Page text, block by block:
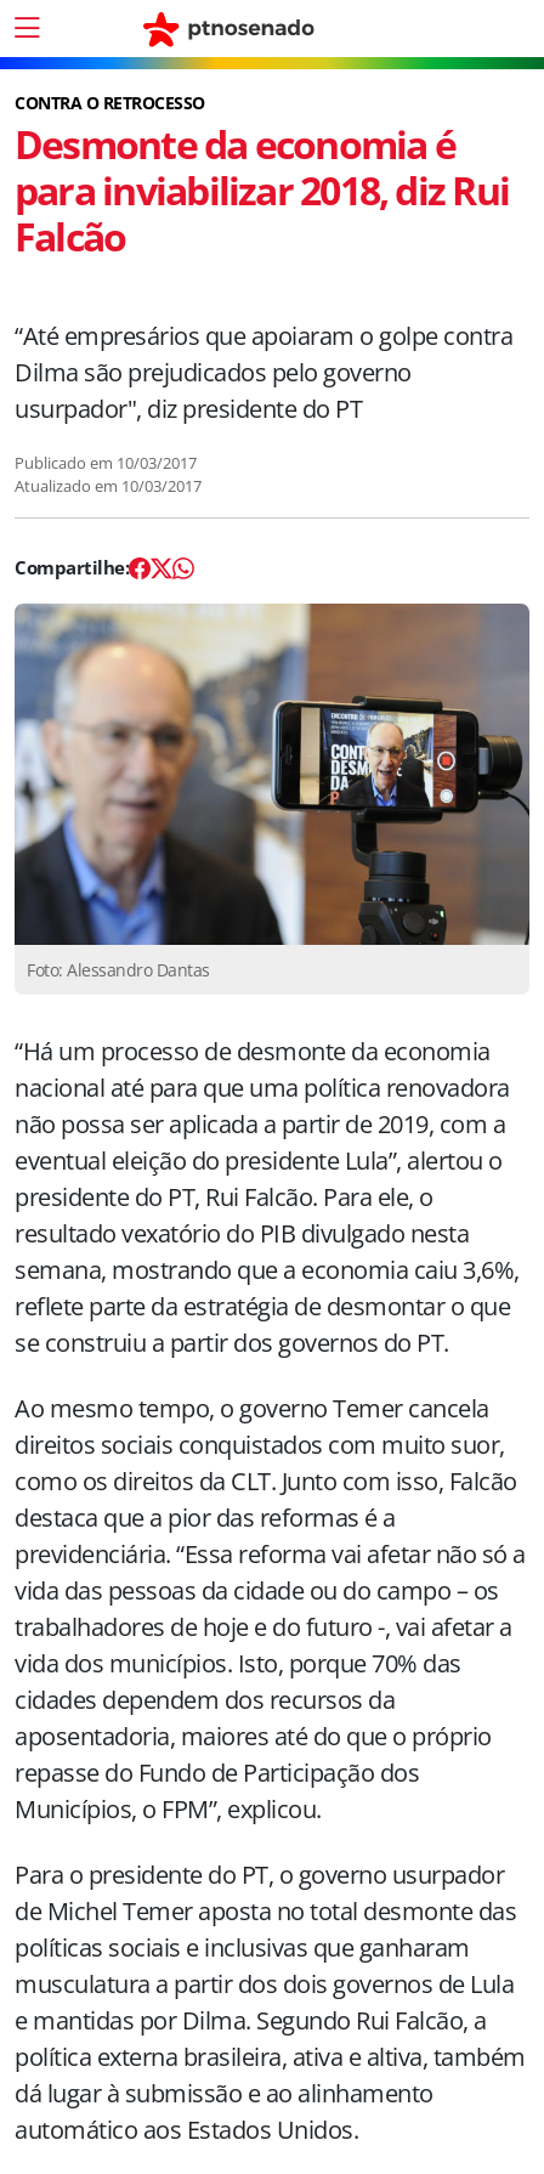
CONTRA O RETROCESSO
Desmonte da economia é
para inviabilizar 2018, diz Rui
Falcão
“Até empresários que apoiaram o golpe contra
Dilma são prejudicados pelo governo
usurpador", diz presidente do PT
Publicado em 10/03/2017
Atualizado em 10/03/2017
Foto: Alessandro Dantas
“Há um processo de desmonte da economia
nacional até para que uma política renovadora
não possa ser aplicada a partir de 2019, com a
eventual eleição do presidente Lula”, alertou o
presidente do PT, Rui Falcão. Para ele, o
resultado vexatório do PIB divulgado nesta
semana, mostrando que a economia caiu 3,6%,
reflete parte da estratégia de desmontar o que
se construiu a partir dos governos do PT.
Ao mesmo tempo, o governo Temer cancela
direitos sociais conquistados com muito suor,
como os direitos da CLT. Junto com isso, Falcão
destaca que a pior das reformas é a
previdenciária. “Essa reforma vai afetar não só a
vida das pessoas da cidade ou do campo – os
trabalhadores de hoje e do futuro -, vai afetar a
vida dos municípios. Isto, porque 70% das
cidades dependem dos recursos da
aposentadoria, maiores até do que o próprio
repasse do Fundo de Participação dos
Municípios, o FPM”, explicou.
Para o presidente do PT, o governo usurpador
de Michel Temer aposta no total desmonte das
políticas sociais e inclusivas que ganharam
musculatura a partir dos dois governos de Lula
e mantidas por Dilma. Segundo Rui Falcão, a
política externa brasileira, ativa e altiva, também
dá lugar à submissão e ao alinhamento
automático aos Estados Unidos.